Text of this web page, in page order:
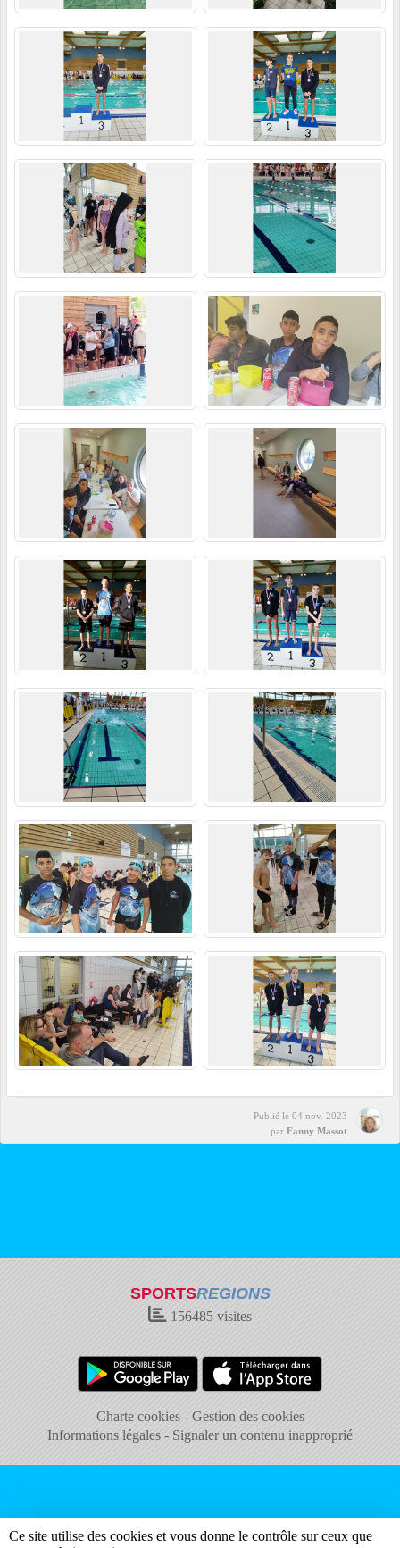
Publié le 04 nov. 2023
par Fanny Massot
SPORTSREGIONS
156485 visites
Charte cookies
Gestion des cookies
Informations légales
Signaler un contenu inapproprié
Ce site utilise des cookies et vous donne le contrôle sur ceux que